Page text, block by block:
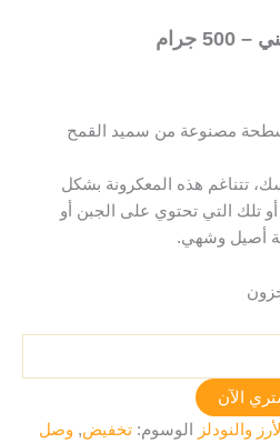
جرام
مصنوعة من سميد القمح
تتناغم هذه المعكرونة بشكل
تلك التي تحتوي على الجبن أو
أصيل وشهي.
الآن
الأرز والنودلز الوسوم: تخفيض, وصل